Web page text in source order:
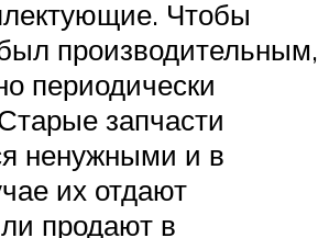
Чтобы
производительным,
периодически
запчасти
ненужными и в
их отдают
продают в